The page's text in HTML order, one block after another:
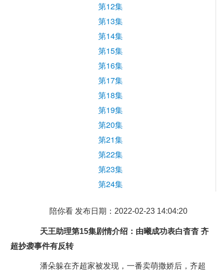
第12集
第13集
第14集
第15集
第16集
第17集
第18集
第19集
第20集
第21集
第22集
第23集
第24集
陪你看 发布日期：2022-02-23 14:04:20
天王助理第15集剧情介绍：由曦成功表白杳杳 齐
超抄袭事件有反转
潘朵躲在齐超家被发现，一番卖萌撒娇后，齐超